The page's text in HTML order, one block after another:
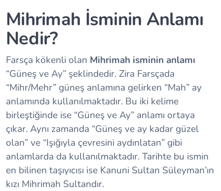
Mihrimah İsminin Anlamı
Nedir?
Farsça kökenli olan Mihrimah isminin anlamı
“Güneş ve Ay” şeklindedir. Zira Farsçada
“Mihr/Mehr” güneş anlamına gelirken “Mah” ay
anlamında kullanılmaktadır. Bu iki kelime
birleştiğinde ise “Güneş ve Ay” anlamı ortaya
çıkar. Aynı zamanda “Güneş ve ay kadar güzel
olan” ve “Işığıyla çevresini aydınlatan” gibi
anlamlarda da kullanılmaktadır. Tarihte bu ismin
en bilinen taşıyıcısı ise Kanuni Sultan Süleyman’ın
kızı Mihrimah Sultandır.